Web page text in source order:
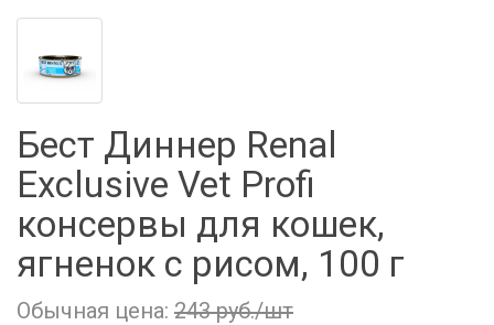
Фильтры молочные
Электронная маркировка коров
Держатели лизунцов
Бест Диннер Renal
Exclusive Vet Profi
консервы для кошек,
ягненок с рисом, 100 г
Обычная цена: 243 руб./шт